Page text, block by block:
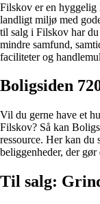
Filskov er en
landligt miljø med
til salg i Filskov har
mindre samfund,
faciliteter og
Boligsiden
Vil du gerne have et
Filskov? Så kan
ressource. Her kan du
beliggenheder, der
Til salg: